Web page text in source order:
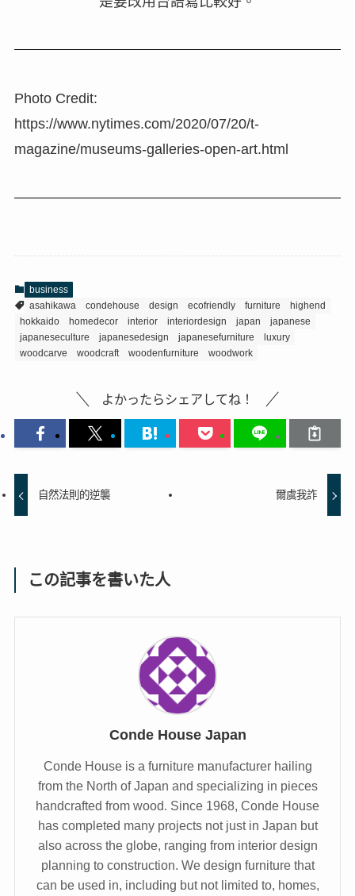
Photo Credit:
https://www.nytimes.com/2020/07/20/t-
magazine/museums-galleries-open-art.html
business
asahikawa
condehouse design ecofriendly furniture
highend
hokkaido
homedecor interior interiordesign japan
japanese
japaneseculture
japanesedesign japanesefurniture
luxury
woodcarve
woodcraft woodenfurniture woodwork
よかったらシェアしてね！
自然法則的逆襲 爾虞我詐
この記事を書いた人
Conde House Japan
Conde House is a furniture manufacturer hailing
from the North of Japan and specializing in pieces
handcrafted from wood. Since 1968, Conde House
has completed many projects not just in Japan but
also across the globe, ranging from interior design
planning to construction. We design furniture that
can be used in, including but not limited to, homes,